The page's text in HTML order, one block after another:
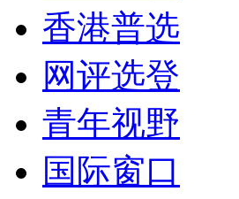
香港普选
网评选登
青年视野
国际窗口